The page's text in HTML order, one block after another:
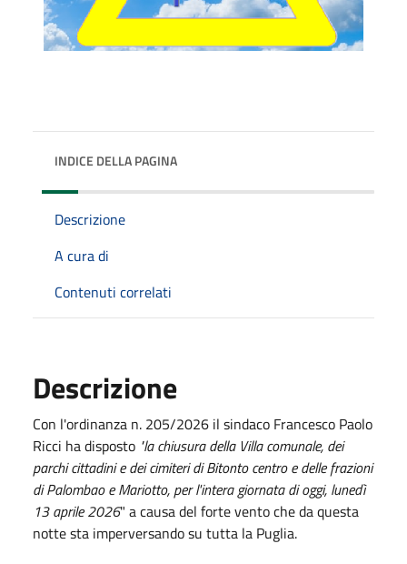
INDICE DELLA PAGINA
Descrizione
A cura di
Contenuti correlati
Descrizione
Con l'ordinanza n. 205/2026 il sindaco Francesco Paolo
Ricci ha disposto "la chiusura della Villa comunale, dei
parchi cittadini e dei cimiteri di Bitonto centro e delle frazioni
di Palombao e Mariotto, per l'intera giornata di oggi, lunedì
13 aprile 2026" a causa del forte vento che da questa
notte sta imperversando su tutta la Puglia.